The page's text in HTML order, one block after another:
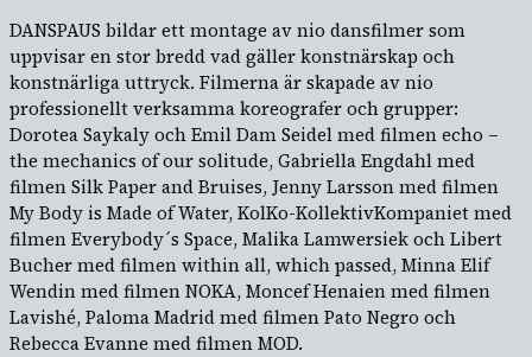
DANSPAUS bildar ett montage av nio dansfilmer som
uppvisar en stor bredd vad gäller konstnärskap och
konstnärliga uttryck. Filmerna är skapade av nio
professionellt verksamma koreografer och grupper:
Dorotea Saykaly och Emil Dam Seidel med filmen echo –
the mechanics of our solitude, Gabriella Engdahl med
filmen Silk Paper and Bruises, Jenny Larsson med filmen
My Body is Made of Water, KolKo-KollektivKompaniet med
filmen Everybody´s Space, Malika Lamwersiek och Libert
Bucher med filmen within all, which passed, Minna Elif
Wendin med filmen NOKA, Moncef Henaien med filmen
Lavishé, Paloma Madrid med filmen Pato Negro och
Rebecca Evanne med filmen MOD.